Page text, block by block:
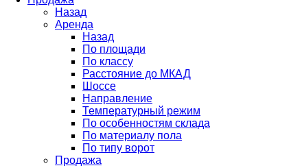
Назад
Аренда
Назад
По площади
По классу
Расстояние до МКАД
Шоссе
Направление
Температурный режим
По особенностям склада
По материалу пола
По типу ворот
Продажа